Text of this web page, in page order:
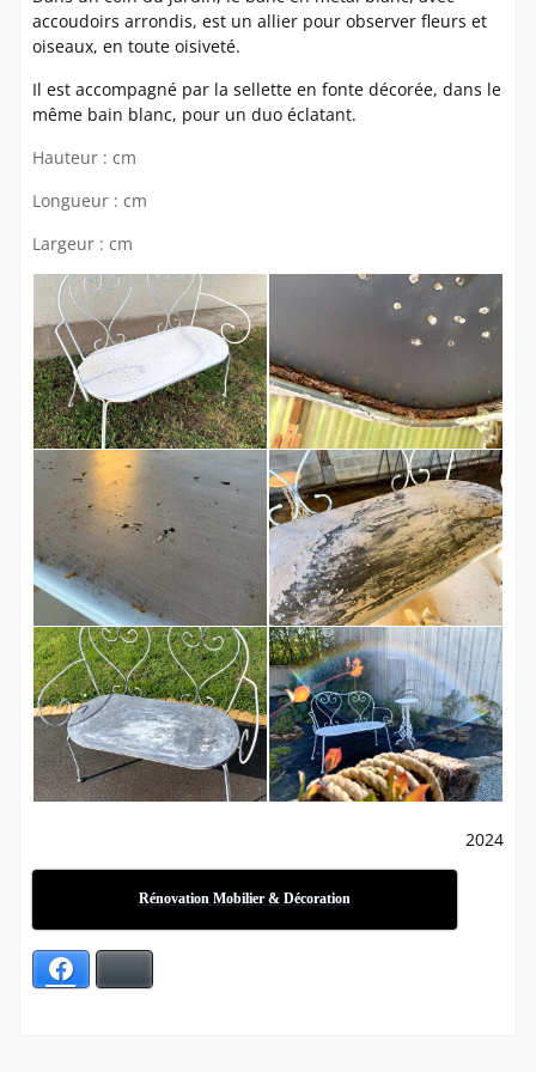
accoudoirs arrondis, est un allier pour observer fleurs et
oiseaux, en toute oisiveté.
Il est accompagné par la sellette en fonte décorée, dans le
même bain blanc, pour un duo éclatant.
Hauteur : cm
Longueur : cm
Largeur : cm
2024
Rénovation Mobilier & Décoration